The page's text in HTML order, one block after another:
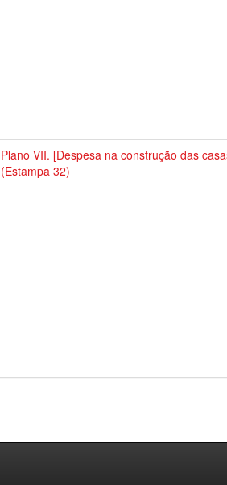
Plano VII. [Despesa na construção das
(Estampa 32)